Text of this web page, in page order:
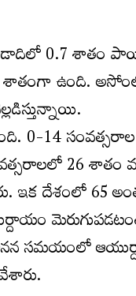
0.7 శాతం
శాతంగా ఉంది.
0-14 సంవత్సరాల
26 శాతం
ఇక దేశంలో 65
సమయంలో